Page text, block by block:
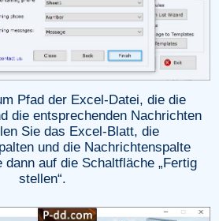
Pfad der Excel-Datei, die die
die entsprechenden Nachrichten
Sie das Excel-Blatt, die
und die Nachrichtenspalte
auf die Schaltfläche „Fertig
stellen“.